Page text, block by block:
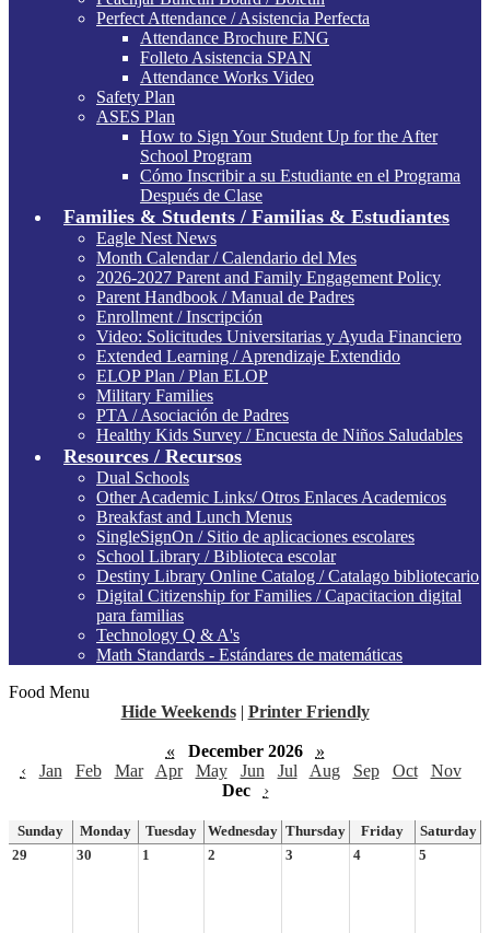
Perfect Attendance / Asistencia Perfecta
Attendance Brochure ENG
Folleto Asistencia SPAN
Attendance Works Video
Safety Plan
ASES Plan
How to Sign Your Student Up for the After
School Program
Cómo Inscribir a su Estudiante en el Programa
Después de Clase
Families & Students / Familias & Estudiantes
Eagle Nest News
Month Calendar / Calendario del Mes
2026-2027 Parent and Family Engagement Policy
Parent Handbook / Manual de Padres
Enrollment / Inscripción
Video: Solicitudes Universitarias y Ayuda Financiero
Extended Learning / Aprendizaje Extendido
ELOP Plan / Plan ELOP
Military Families
PTA / Asociación de Padres
Healthy Kids Survey / Encuesta de Niños Saludables
Resources / Recursos
Dual Schools
Other Academic Links/ Otros Enlaces Academicos
Breakfast and Lunch Menus
SingleSignOn / Sitio de aplicaciones escolares
School Library / Biblioteca escolar
Destiny Library Online Catalog / Catalago bibliotecario
Digital Citizenship for Families / Capacitacion digital
para familias
Technology Q & A's
Math Standards - Estándares de matemáticas
Food Menu
Hide Weekends | Printer Friendly
« December 2026
»
‹
Jan Feb Mar Apr May Jun Jul Aug Sep Oct
Nov
Dec
›
Sunday Monday Tuesday Wednesday Thursday Friday
Saturday
29
30 1 2 3 4 5